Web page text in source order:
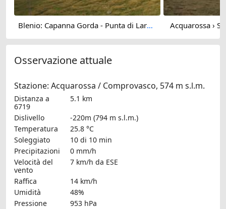
Blenio: Capanna Gorda - Punta di Larescia - Alpe Gorda - Val Blenio - Punta di Larescia - Cima del Simano - Sosto - Capanna Adula CAS - Rheinwaldhorn - Greina Acquarossa ›
Osservazione attuale
Stazione: Acquarossa / Comprovasco, 574 m s.l.m.
Distanza a
6719
5.1 km
Dislivello
-220m (794 m s.l.m.)
Temperatura
25.8 °C
Soleggiato
10 di 10 min
Precipitazioni
0 mm/h
Velocità del
vento
7 km/h da ESE
Raffica
14 km/h
Umidità
48%
Pressione
953 hPa